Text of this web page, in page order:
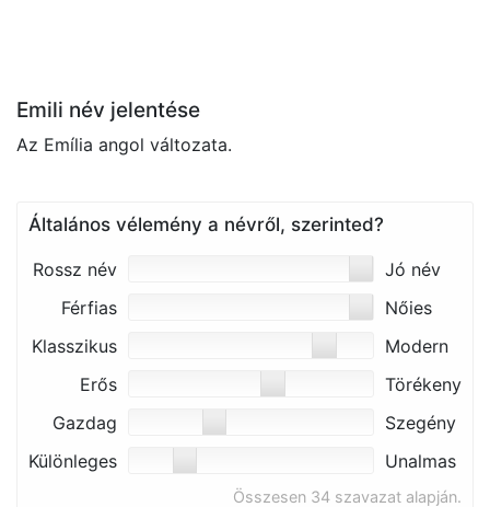
Emili név jelentése
Az Emília angol változata.
Általános vélemény a névről, szerinted?
Rossz név
Jó név
Férfias
Nőies
Klasszikus
Modern
Erős
Törékeny
Gazdag
Szegény
Különleges
Unalmas
Összesen 34 szavazat alapján.